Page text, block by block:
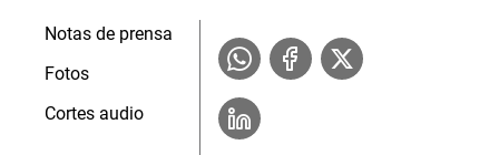
Notas de prensa
Fotos
Cortes audio